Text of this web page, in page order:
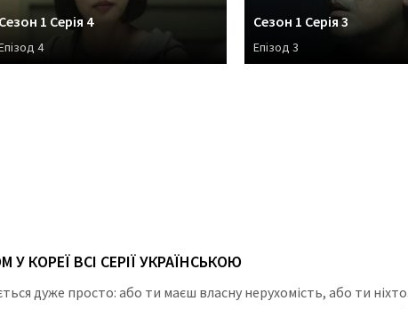
Сезон 1 Серія 4
4
Сезон 1 Серія 3
Епізод 3
КОРЕЇ ВСІ СЕРІЇ УКРАЇНСЬКОЮ
дуже просто: або ти маєш власну нерухомість, або ти